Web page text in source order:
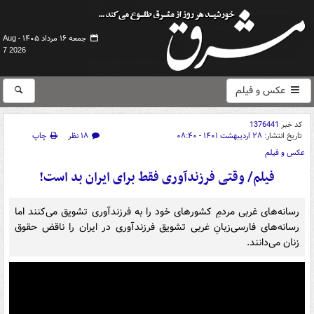
جمعه ۱۶ مرداد ۱۴۰۵ -
Aug
7 2026
عکس و فیلم
کد خبر 1376441
تاریخ انتشار: ۲۸ اردیبهشت ۱۴۰۱ - ۰۸:۴۰ ۱۸ نظر
چاپ
عکس و فیلم
فیلم/ وقتی فرزندآوری فقط برای ایران بد است!
رسانه‌های غربی مردمِ کشورهای خود را به فرزندآوری تشویق می‌کنند اما
رسانه‌های فارسی‌زبانِ غربی تشویق فرزندآوری در ایران را ناقض حقوق
زنان می‌دانند.